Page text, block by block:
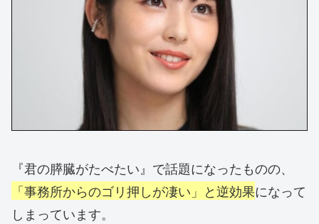
『君の膵臓がたべたい』で話題になったものの、
「事務所からのゴリ押しが凄い」と逆効果になって
しまっています。